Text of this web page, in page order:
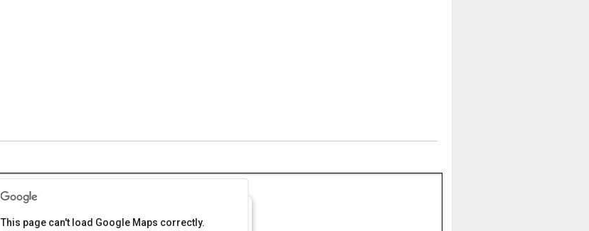
This page can't load Google Maps correctly.